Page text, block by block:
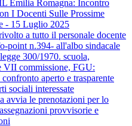
Emilia Romagna: Incontro
I Docenti Sulle Prossime
- 15 Luglio 2025
a tutto il personale docente
point n.394- all'albo sindacale
300/1970. scuola,
VII commissione, FGU:
aperto e trasparente
sociali interessate
avvia le prenotazioni per lo
provvisorie e